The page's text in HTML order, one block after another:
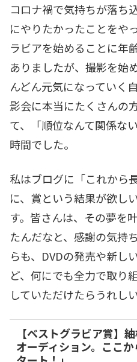
コロナ禍で気持ちが落ち
にやりたかったことをや
ラビアを始めることに年
ありましたが、撮影を始
んどん元気になっていく
影会に本当にたくさんの
て、「順位なんて関係な
時間でした。
私はブログに「これから
に、賞という結果が欲し
す。皆さんは、その夢を
たんだなと、感謝の気持
らも、DVDの発売や新し
ど、何にでも全力で取り
していただけたらうれし
【ベストグラビア賞】
オーディション。ここ